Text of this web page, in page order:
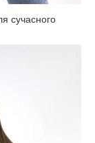
сучасного